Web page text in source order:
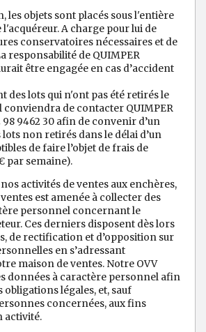
les objets sont placés sous l'entière
A charge pour lui de
conservatoires nécessaires et de
responsabilité de QUIMPER
être engagée en cas d’accident
des lots qui n'ont pas été retirés le
conviendra de contacter QUIMPER
98 9462 30 afin de convenir d’un
non retirés dans le délai d’un
de faire l’objet de frais de
par semaine).
activités de ventes aux enchères,
est amenée à collecter des
personnel concernant le
Ces derniers disposent dès lors
de rectification et d’opposition sur
en s’adressant
maison de ventes. Notre OVV
données à caractère personnel afin
obligations légales, et, sauf
concernées, aux fins
activité.